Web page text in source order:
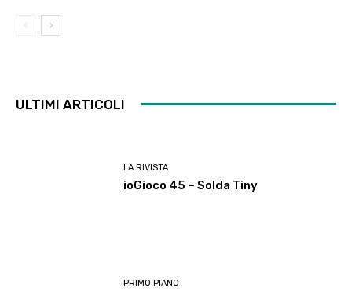
ULTIMI ARTICOLI
LA RIVISTA
ioGioco 45 – Solda Tiny
PRIMO PIANO